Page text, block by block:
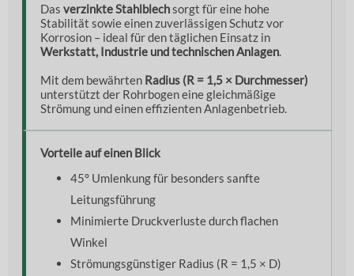
Das verzinkte Stahlblechsorgt für eine hohe
Stabilität sowie einen zuverlässigen Schutz vor
Korrosion – ideal für den täglichen Einsatz in
Werkstatt, Industrie und technischen Anlagen
Mit dem bewährten Radius (R = 1,5 × Durchmesser)
unterstützt der Rohrbogen eine gleichmäßige
Strömung und einen effizienten Anlagenbetrieb.
Vorteile auf einen Blick
45° Umlenkung für besonders sanfte
Leitungsführung
Minimierte Druckverluste durch flachen
Winkel
Strömungsgünstiger Radius (R = 1,5 × D)